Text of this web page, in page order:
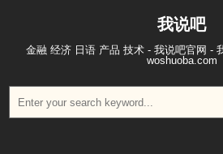
我说吧
金融 经济 日语 产品 技术 - 我说吧官网 -
woshuoba.com